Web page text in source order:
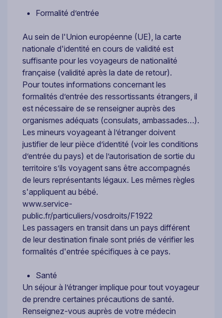
Formalité d’entrée
Au sein de l'Union européenne (UE), la carte
nationale d'identité en cours de validité est
suffisante pour les voyageurs de nationalité
française (validité après la date de retour).
Pour toutes informations concernant les
formalités d’entrée des ressortissants étrangers, il
est nécessaire de se renseigner auprès des
organismes adéquats (consulats, ambassades…).
Les mineurs voyageant à l’étranger doivent
justifier de leur pièce d’identité (voir les conditions
d’entrée du pays) et de l’autorisation de sortie du
territoire s’ils voyagent sans être accompagnés
de leurs représentants légaux. Les mêmes règles
s'appliquent au bébé.
www.service-
public.fr/particuliers/vosdroits/F1922
Les passagers en transit dans un pays différent
de leur destination finale sont priés de vérifier les
formalités d'entrée spécifiques à ce pays.
Santé
Un séjour à l’étranger implique pour tout voyageur
de prendre certaines précautions de santé.
Renseignez-vous auprès de votre médecin